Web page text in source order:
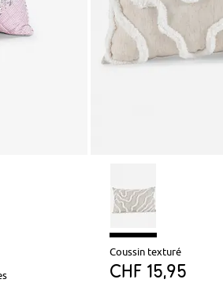
Coussin texturé
CHF 15,95